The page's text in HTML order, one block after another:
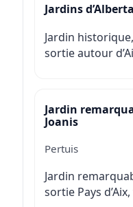
Jardins
Jardin
sortie autour
Jardin
Joanis
Pertuis
Jardin
sortie Pays